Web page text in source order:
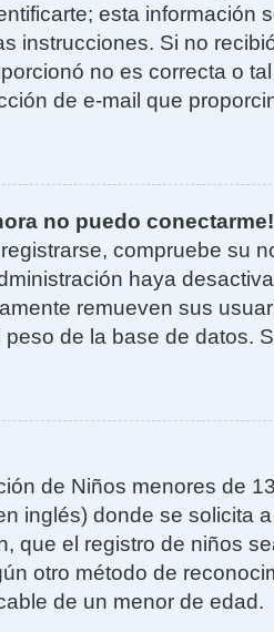
esta información
instrucciones. Si no
no es correcta o
de e-mail que
no puedo conectarme!
compruebe su
haya
remueven sus
de la base de datos.
de Niños menores de
inglés) donde se solicita
que el registro de niños
otro método de
de un menor de edad.